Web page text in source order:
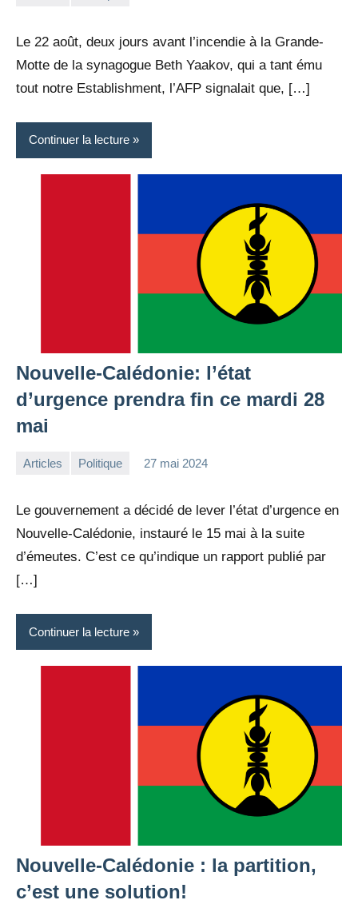
Le 22 août, deux jours avant l’incendie à la Grande-
Motte de la synagogue Beth Yaakov, qui a tant ému
tout notre Establishment, l’AFP signalait que, […]
Continuer la lecture
Nouvelle-Calédonie: l’état
d’urgence prendra fin ce mardi 28
mai
Articles Politique 27 mai 2024
Le gouvernement a décidé de lever l’état d’urgence en
Nouvelle-Calédonie, instauré le 15 mai à la suite
d’émeutes. C’est ce qu’indique un rapport publié par
[…]
Continuer la lecture
Nouvelle-Calédonie : la partition,
c’est une solution!